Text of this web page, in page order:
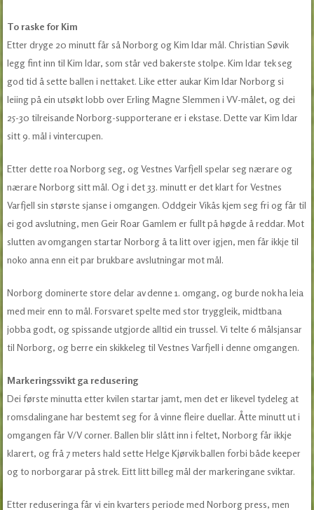
To raske for Kim
Etter dryge 20 minutt får så Norborg og Kim Idar mål. Christian Søvik
legg fint inn til Kim Idar, som står ved bakerste stolpe. Kim Idar tek seg
god tid å sette ballen i nettaket. Like etter aukar Kim Idar Norborg si
leiing på ein utsøkt lobb over Erling Magne Slemmen i VV-målet, og dei
25-30 tilreisande Norborg-supporterane er i ekstase. Dette var Kim Idar
sitt 9. mål i vintercupen.
Etter dette roa Norborg seg, og Vestnes Varfjell spelar seg nærare og
nærare Norborg sitt mål. Og i det 33. minutt er det klart for Vestnes
Varfjell sin største sjanse i omgangen. Oddgeir Vikås kjem seg fri og får til
ei god avslutning, men Geir Roar Gamlem er fullt på høgde å reddar. Mot
slutten av omgangen startar Norborg å ta litt over igjen, men får ikkje til
noko anna enn eit par brukbare avslutningar mot mål.
Norborg dominerte store delar av denne 1. omgang, og burde nok ha leia
med meir enn to mål. Forsvaret spelte med stor tryggleik, midtbana
jobba godt, og spissande utgjorde alltid ein trussel. Vi telte 6 målsjansar
til Norborg, og berre ein skikkeleg til Vestnes Varfjell i denne omgangen.
Markeringssvikt ga redusering
Dei første minutta etter kvilen startar jamt, men det er likevel tydeleg at
romsdalingane har bestemt seg for å vinne fleire duellar. Åtte minutt ut i
omgangen får V/V corner. Ballen blir slått inn i feltet, Norborg får ikkje
klarert, og frå 7 meters hald sette Helge Kjørvik ballen forbi både keeper
og to norborgarar på strek. Eitt litt billeg mål der markeringane sviktar.
Etter reduseringa får vi ein kvarters periode med Norborg press, men